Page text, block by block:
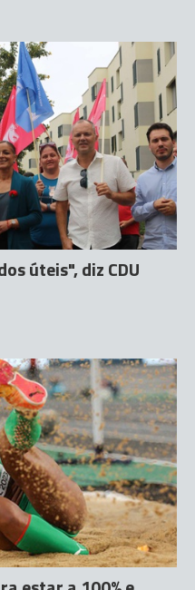
úteis", diz CDU